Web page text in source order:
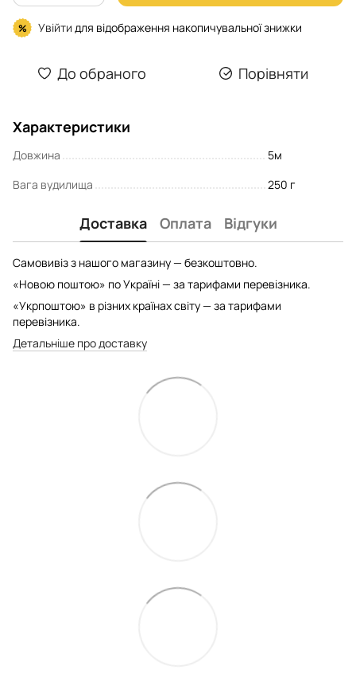
% Увійти для відображення накопичувальної знижки
До обраного Порівняти
Характеристики
Довжина
5м
Вага вудилища
250 г
Доставка Оплата Відгуки
Самовивіз з нашого магазину — безкоштовно.
«Новою поштою» по Україні — за тарифами перевізника.
«Укрпоштою» в різних країнах світу — за тарифами
перевізника.
Детальніше про доставку